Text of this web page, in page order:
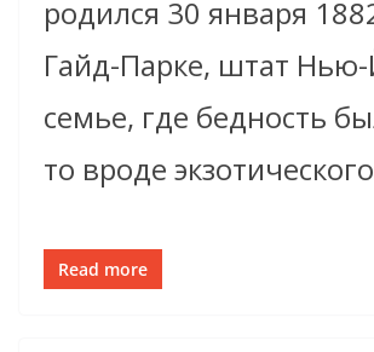
родился 30 января
Гайд-Парке, штат
семье, где бедность
то вроде экзотического
Read more